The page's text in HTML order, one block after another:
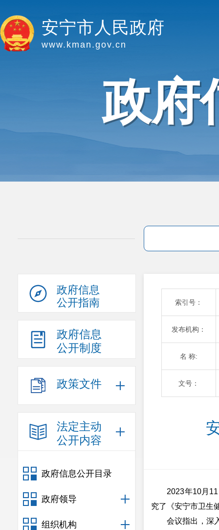
安宁市人民政府
www.kman.gov.cn
政府
政府信息
公开指南
政府信息
公开制度
政策文件
法定主动
公开内容
政府信息公开目录
政府领导
组织机构
索引号：
发布机构：
名 称:
文号：
2023年10月11
究了《安宁市卫生
会议指出，深入